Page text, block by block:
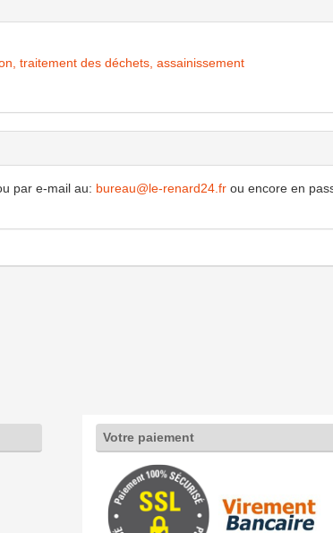
traitement des déchets, assainissement
par e-mail au: bureau@le-renard24.fr ou encore en
Votre paiement